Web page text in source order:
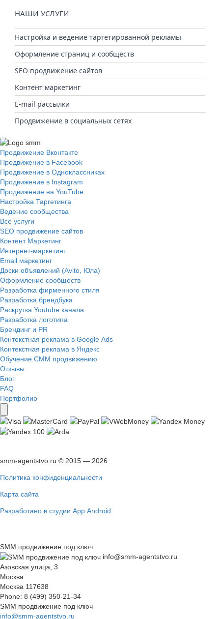
НАШИ УСЛУГИ
Настройка и ведение таргетированной рекламы
Оформление страниц и сообществ
SEO продвижение сайтов
Контент маркетинг
E-mail рассылки
Продвижение в социальных сетях
Продвижение Вконтакте
Продвижение в Facebook
Продвижение в Одноклассниках
Продвижение в Instagram
Продвижение на YouTube
Настройка Таргетинга
Ведение сообщества
Все услуги
SEO продвижение сайтов
Контент Маркетинг
Интернет-маркетинг
Email маркетинг
Доски объявлений (Avito, Юла)
Оформление сообществ
Разработка фирменного стиля
Разработка брендбука
Раскрутка Youtube канала
Разработка логотипа
Брендинг и PR
Контекстная реклама в Google Ads
Контекстная реклама в Яндекс
Обучение СММ продвижению
Отзывы
Блог
FAQ
Портфолио
smm-agentstvo.ru © 2015 — 2026
Политика конфиденциальности
Карта сайта
Разработано в студии App Android
SMM продвижение под ключ
info@smm-agentstvo.ru
Азовская улица, 3
Москва
Москва 117638
Phone: 8 (499) 350-21-34
SMM продвижение под ключ
info@smm-agentstvo.ru